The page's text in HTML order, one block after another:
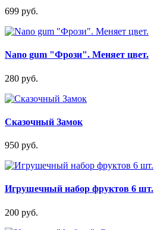
699 руб.
Nano gum "Фрози". Меняет цвет.
280 руб.
Сказочный Замок
950 руб.
Игрушечный набор фруктов 6 шт.
200 руб.